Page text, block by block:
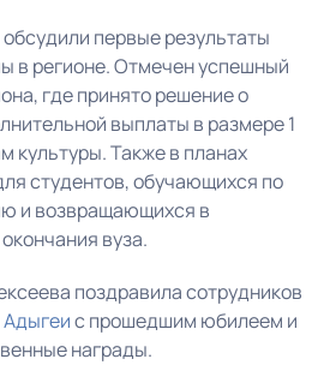
первые результаты
в регионе. Отмечен успешный
где принято решение о
выплаты в размере 1
культуры. Также в планах
студентов, обучающихся по
и возвращающихся в
вуза.
поздравила сотрудников
Адыгеис прошедшим юбилеем и
награды.